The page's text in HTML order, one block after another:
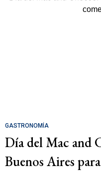
GASTRONOMÍA
Día del Mac and
Buenos Aires